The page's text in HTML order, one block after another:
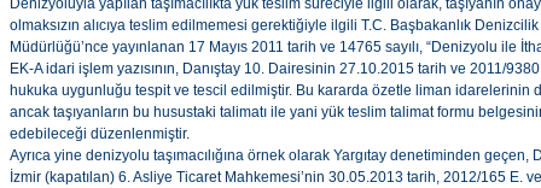
Denizyoluyla yapılan taşımacılıkta yük teslim süreciyle ilgili olarak, taşıyanın
olmaksızın alıcıya teslim edilmemesi gerektiğiyle ilgili T.C. Başbakanlık
Müdürlüğü’nce yayınlanan 17 Mayıs 2011 tarih ve 14765 sayılı, “Denizyolu ile
EK-A idari işlem yazısının, Danıştay 10. Dairesinin 27.10.2015 tarih ve 2011/
hukuka uygunluğu tespit ve tescil edilmiştir. Bu kararda özetle liman idarelerinin
ancak taşıyanların bu husustaki talimatı ile yani yük teslim talimat formu
edebileceği düzenlenmiştir.
Ayrıca yine denizyolu taşımacılığına örnek olarak Yargıtay denetiminden geçen,
İzmir (kapatılan) 6. Asliye Ticaret Mahkemesi’nin 30.05.2013 tarih, 2012/165 E.